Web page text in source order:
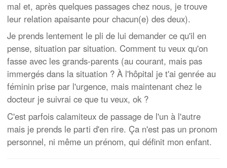
mal et, après quelques passages chez nous, je trouve
leur relation apaisante pour chacun(e) des deux).
Je prends lentement le pli de lui demander ce qu'il en
pense, situation par situation. Comment tu veux qu'on
fasse avec les grands-parents (au courant, mais pas
immergés dans la situation ? À l'hôpital je t'ai genrée au
féminin prise par l'urgence, mais maintenant chez le
docteur je suivrai ce que tu veux, ok ?
C'est parfois calamiteux de passage de l'un à l'autre
mais je prends le parti d'en rire. Ça n'est pas un pronom
personnel, ni même un prénom, qui définit mon enfant.